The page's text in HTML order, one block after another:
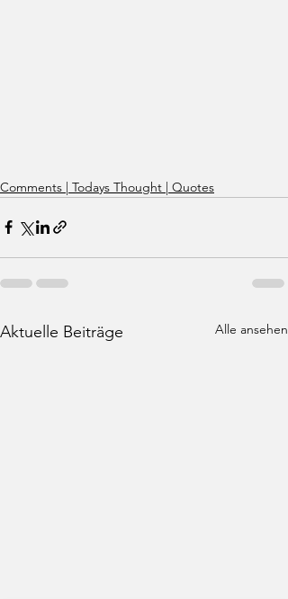
Comments | Todays Thought | Quotes
Aktuelle Beiträge Alle ansehen